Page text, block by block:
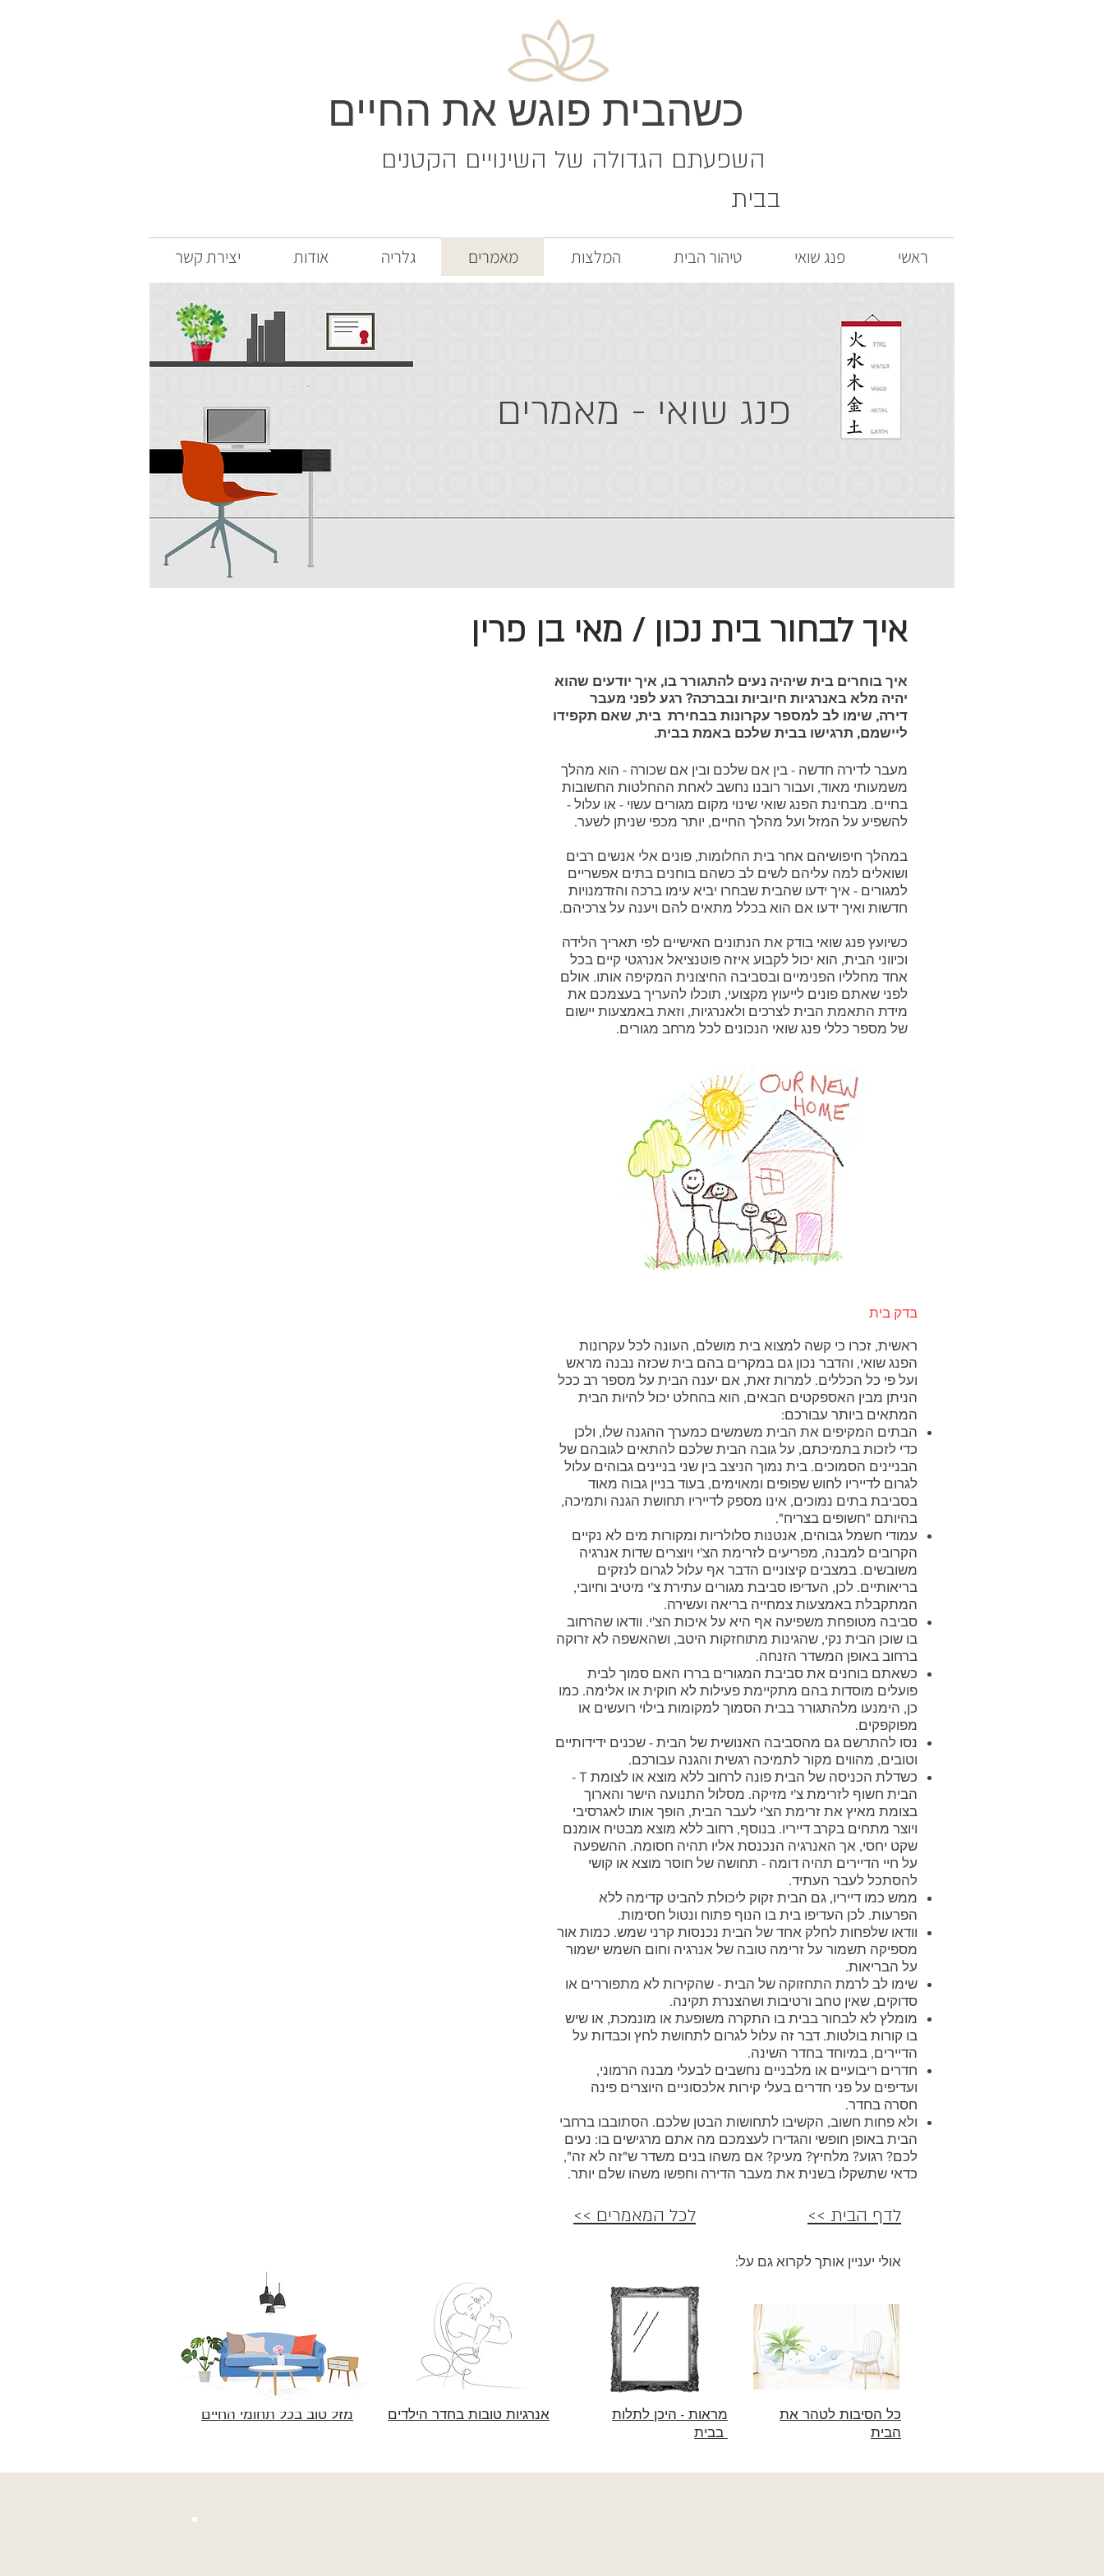
כשהבית פוגש את החיים
השפעתם הגדולה של השינויים הקטנים
בבית
ראשי פנג שואי טיהור הבית המלצות מאמרים גלריה אודות יצירת קשר
פנג שואי - מאמרים
איך לבחור בית נכון / מאי בן פרין
איך בוחרים בית שיהיה נעים להתגורר בו, איך יודעים שהוא
יהיה מלא באנרגיות חיוביות ובברכה? רגע לפני מעבר
דירה, שימו לב למספר עקרונות בבחירת בית, שאם תקפידו
ליישמם, תרגישו בבית שלכם באמת בבית.
מעבר לדירה חדשה - בין אם שלכם ובין אם שכורה - הוא מהלך
משמעותי מאוד, ועבור רובנו נחשב לאחת ההחלטות החשובות
בחיים. מבחינת הפנג שואי שינוי מקום מגורים עשוי - או עלול -
להשפיע על המזל ועל מהלך החיים, יותר מכפי שניתן לשער.
במהלך חיפושיהם אחר בית החלומות, פונים אלי אנשים רבים
ושואלים למה עליהם לשים לב כשהם בוחנים בתים אפשריים
למגורים - איך ידעו שהבית שבחרו יביא עימו ברכה והזדמנויות
חדשות ואיך ידעו אם הוא בכלל מתאים להם ויענה על צרכיהם.
כשיועץ פנג שואי בודק את הנתונים האישיים לפי תאריך הלידה
וכיווני הבית, הוא יכול לקבוע איזה פוטנציאל אנרגטי קיים בכל
אחד מחלליו הפנימיים ובסביבה החיצונית המקיפה אותו. אולם
לפני שאתם פונים לייעוץ מקצועי, תוכלו להעריך בעצמכם את
מידת התאמת הבית לצרכים ולאנרגיות, וזאת באמצעות יישום
של מספר כללי פנג שואי הנכונים לכל מרחב מגורים.
בדק בית
ראשית, זכרו כי קשה למצוא בית מושלם, העונה לכל עקרונות
הפנג שואי, והדבר נכון גם במקרים בהם בית שכזה נבנה מראש
ועל פי כל הכללים. למרות זאת, אם יענה הבית על מספר רב ככל
הניתן מבין האספקטים הבאים, הוא בהחלט יכול להיות הבית
המתאים ביותר עבורכם:
הבתים המקיפים את הבית משמשים כמערך ההגנה שלו, ולכן
כדי לזכות בתמיכתם, על גובה הבית שלכם להתאים לגובהם של
הבניינים הסמוכים. בית נמוך הניצב בין שני בניינים גבוהים עלול
לגרום לדייריו לחוש שפופים ומאוימים, בעוד בניין גבוה מאוד
בסביבת בתים נמוכים, אינו מספק לדייריו תחושת הגנה ותמיכה,
בהיותם "חשופים בצריח".
עמודי חשמל גבוהים, אנטנות סלולריות ומקורות מים לא נקיים
הקרובים למבנה, מפריעים לזרימת הצ'י ויוצרים שדות אנרגיה
משובשים. במצבים קיצוניים הדבר אף עלול לגרום לנזקים
בריאותיים. לכן, העדיפו סביבת מגורים עתירת צ'י מיטיב וחיובי,
המתקבלת באמצעות צמחייה בריאה ועשירה.
סביבה מטופחת משפיעה אף היא על איכות הצ'י. וודאו שהרחוב
בו שוכן הבית נקי, שהגינות מתוחזקות היטב, ושהאשפה לא זרוקה
ברחוב באופן המשדר הזנחה.
כשאתם בוחנים את סביבת המגורים בררו האם סמוך לבית
פועלים מוסדות בהם מתקיימת פעילות לא חוקית או אלימה. כמו
כן, הימנעו מלהתגורר בבית הסמוך למקומות בילוי רועשים או
מפוקפקים.
נסו להתרשם גם מהסביבה האנושית של הבית - שכנים ידידותיים
וטובים, מהווים מקור לתמיכה רגשית והגנה עבורכם.
כשדלת הכניסה של הבית פונה לרחוב ללא מוצא או לצומת T -
הבית חשוף לזרימת צ'י מזיקה. מסלול התנועה הישר והארוך
בצומת מאיץ את זרימת הצ'י לעבר הבית, הופך אותו לאגרסיבי
ויוצר מתחים בקרב דייריו. בנוסף, רחוב ללא מוצא מבטיח אומנם
שקט יחסי, אך האנרגיה הנכנסת אליו תהיה חסומה. ההשפעה
על חיי הדיירים תהיה דומה - תחושה של חוסר מוצא או קושי
להסתכל לעבר העתיד.
ממש כמו דייריו, גם הבית זקוק ליכולת להביט קדימה ללא
הפרעות. לכן העדיפו בית בו הנוף פתוח ונטול חסימות.
וודאו שלפחות לחלק אחד של הבית נכנסות קרני שמש. כמות אור
מספיקה תשמור על זרימה טובה של אנרגיה וחום השמש ישמור
על הבריאות.
שימו לב לרמת התחזוקה של הבית - שהקירות לא מתפוררים או
סדוקים, שאין טחב ורטיבות ושהצנרת תקינה.
מומלץ לא לבחור בבית בו התקרה משופעת או מונמכת, או שיש
בו קורות בולטות. דבר זה עלול לגרום לתחושת לחץ וכבדות על
הדיירים, במיוחד בחדר השינה.
חדרים ריבועיים או מלבניים נחשבים לבעלי מבנה הרמוני,
ועדיפים על פני חדרים בעלי קירות אלכסוניים היוצרים פינה
חסרה בחדר.
ולא פחות חשוב, הקשיבו לתחושות הבטן שלכם. הסתובבו ברחבי
הבית באופן חופשי והגדירו לעצמכם מה אתם מרגישים בו: נעים
לכם? רגוע? מלחיץ? מעיק? אם משהו בנים משדר ש"זה לא זה",
כדאי שתשקלו בשנית את מעבר הדירה וחפשו משהו שלם יותר.
מזל טוב בכל תחומי החיים
לכל המאמרים >> לדף הבית >>
אולי יעניין אותך לקרוא גם על:
אנרגיות טובות בחדר הילדים
מראות - היכן לתלות
כל הסיבות לטהר את
הבית